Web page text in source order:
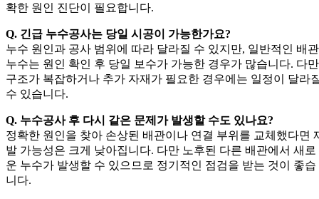
확한 원인 진단이 필요합니다.
Q. 긴급 누수공사는 당일 시공이 가능한가요?
누수 원인과 공사 범위에 따라 달라질 수 있지만, 일반적인 배관
누수는 원인 확인 후 당일 보수가 가능한 경우가 많습니다. 다만
구조가 복잡하거나 추가 자재가 필요한 경우에는 일정이 달라
수 있습니다.
Q. 누수공사 후 다시 같은 문제가 발생할 수도 있나요?
정확한 원인을 찾아 손상된 배관이나 연결 부위를 교체했다면
발 가능성은 크게 낮아집니다. 다만 노후된 다른 배관에서 새로
운 누수가 발생할 수 있으므로 정기적인 점검을 받는 것이 좋습
니다.